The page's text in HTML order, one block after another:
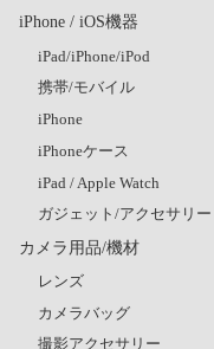
iPhone / iOS機器
iPad/iPhone/iPod
携帯/モバイル
iPhone
iPhoneケース
iPad / Apple Watch
ガジェット/アクセサリー
カメラ用品/機材
レンズ
カメラバッグ
撮影アクセサリー